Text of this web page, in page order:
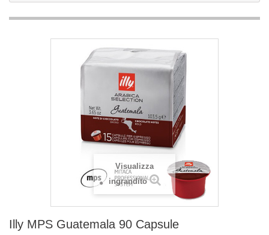
Visualizza
ingrandito
Illy MPS Guatemala 90 Capsule